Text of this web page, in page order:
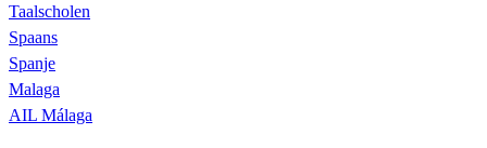
Taalscholen
Spaans
Spanje
Malaga
AIL Málaga